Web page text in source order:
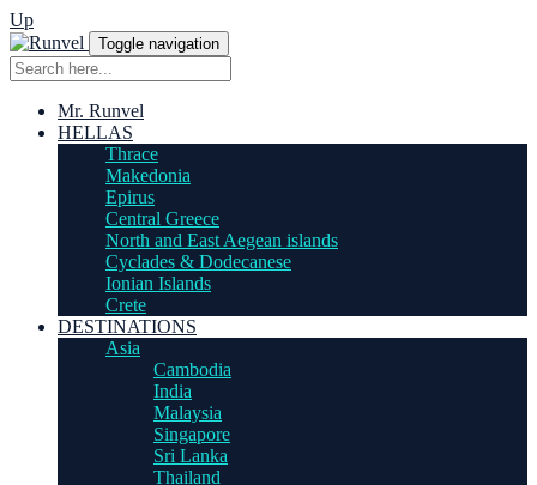
Up
Toggle navigation
Mr. Runvel
HELLAS
Thrace
Makedonia
Epirus
Central Greece
North and East Aegean islands
Cyclades & Dodecanese
Ionian Islands
Crete
DESTINATIONS
Asia
Cambodia
India
Malaysia
Singapore
Sri Lanka
Thailand